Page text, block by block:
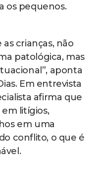
os pequenos.
crianças, não
patológica, mas
aponta
Em entrevista
afirma que
em litígios,
em uma
conflito, o que é